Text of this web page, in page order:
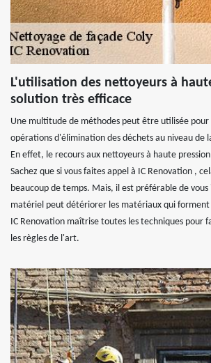
L'utilisation des nettoyeurs à
solution très efficace
Une multitude de méthodes peut être utilisée
opérations d'élimination des déchets au niveau de
En effet, le recours aux nettoyeurs à haute
Sachez que si vous faites appel à IC Renovation ,
beaucoup de temps. Mais, il est préférable de
matériel peut détériorer les matériaux qui forment
IC Renovation maîtrise toutes les techniques pour
les règles de l'art.